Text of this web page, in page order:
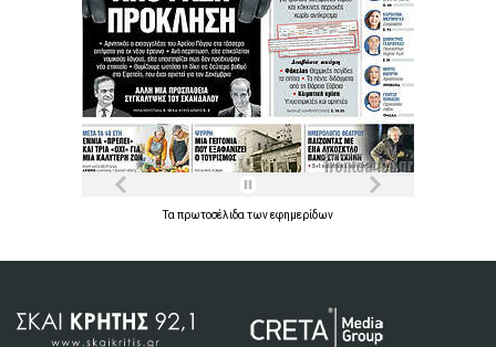
Τα πρωτοσέλιδα τωνεφημερίδων